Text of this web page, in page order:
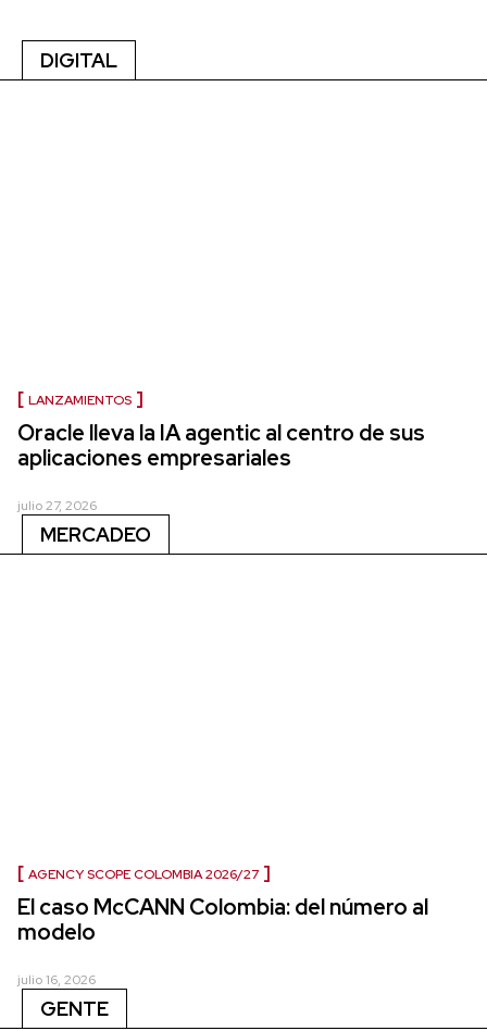
DIGITAL
LANZAMIENTOS
Oracle lleva la IA agentic al centro de sus
aplicaciones empresariales
julio 27, 2026
MERCADEO
AGENCY SCOPE COLOMBIA 2026/27
El caso McCANN Colombia: del número al
modelo
julio 16, 2026
GENTE